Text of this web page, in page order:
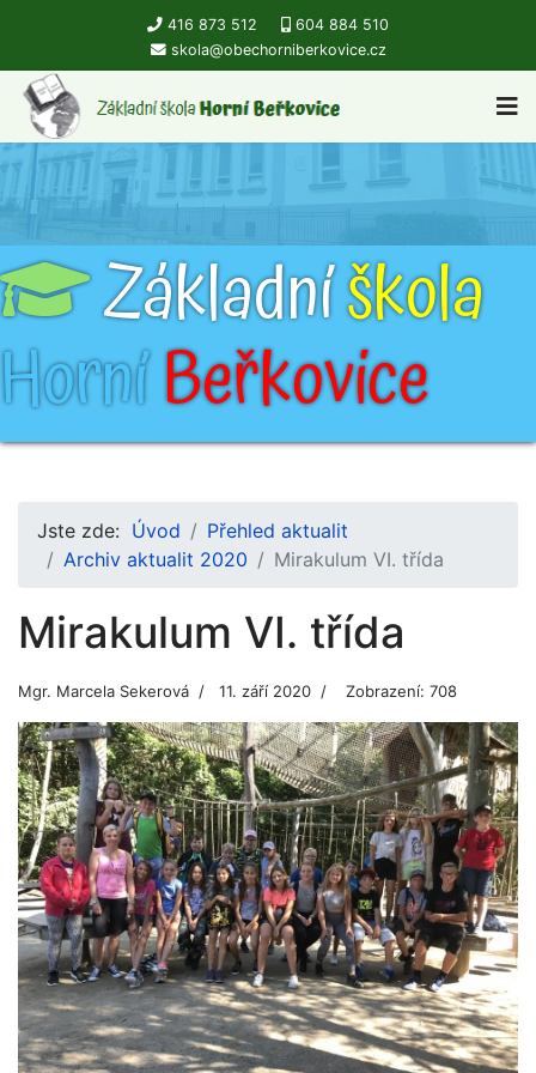
416 873 512
604 884 510
skola@obechorniberkovice.cz
Základníškola
HorníBeřkovice
Jste zde: Úvod
Přehled aktualit
Archiv aktualit 2020
Mirakulum VI. třída
Mirakulum VI. třída
Mgr. Marcela Sekerová 11. září 2020 Zobrazení: 708